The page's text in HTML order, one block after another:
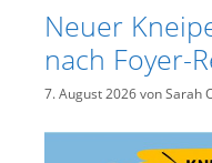
Neuer
nach Foyer-
7. August 2026vonSarah